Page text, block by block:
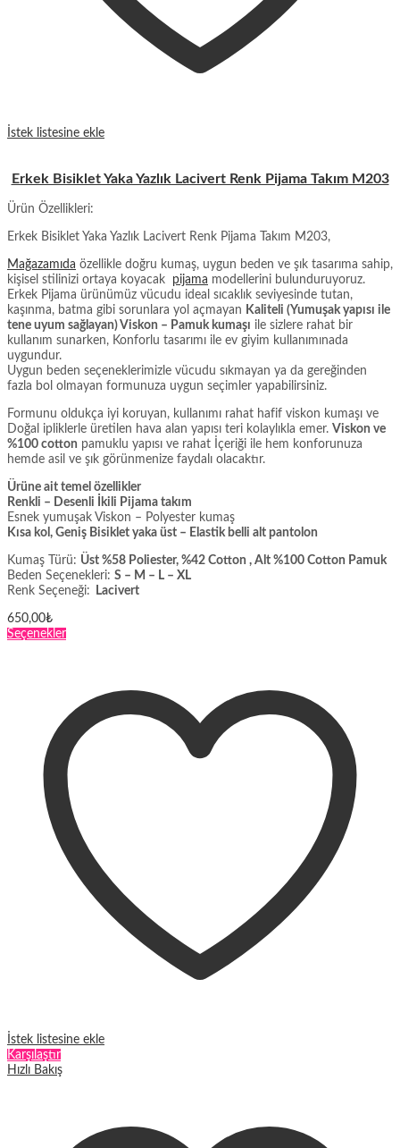
İstek listesine ekle
Erkek Bisiklet Yaka Yazlık Lacivert Renk Pijama Takım M203
Ürün Özellikleri:
Erkek Bisiklet Yaka Yazlık Lacivert Renk Pijama Takım M203,
Mağazamıda özellikle doğru kumaş, uygun beden ve şık tasarıma sahip,
kişisel stilinizi ortaya koyacak pijama modellerini bulunduruyoruz.
Erkek Pijama ürünümüz vücudu ideal sıcaklık seviyesinde tutan,
kaşınma, batma gibi sorunlara yol açmayan Kaliteli (Yumuşak yapısı ile
tene uyum sağlayan) Viskon – Pamuk kumaşı ile sizlere rahat bir
kullanım sunarken, Konforlu tasarımı ile ev giyim kullanımınada
uygundur.
Uygun beden seçeneklerimizle vücudu sıkmayan ya da gereğinden
fazla bol olmayan formunuza uygun seçimler yapabilirsiniz.
Formunu oldukça iyi koruyan, kullanımı rahat hafif viskon kumaşı ve
Doğal ipliklerle üretilen hava alan yapısı teri kolaylıkla emer. Viskon ve
%100 cotton pamuklu yapısı ve rahat İçeriği ile hem konforunuza
hemde asil ve şık görünmenize faydalı olacaktır.
Ürüne ait temel özellikler
Renkli – Desenli İkili Pijama takım
Esnek yumuşak Viskon – Polyester kumaş
Kısa kol, Geniş Bisiklet yaka üst – Elastik belli alt pantolon
Kumaş Türü: Üst %58 Poliester, %42 Cotton , Alt %100 Cotton Pamuk
Beden Seçenekleri: S – M – L – XL
Renk Seçeneği: Lacivert
650,00₺
SeçeneklerBu
varyasyonu
var.
Seçenekler
ürün
sayfasından
seçilebilir
İstek listesine ekle
Karşılaştır
Hızlı Bakış